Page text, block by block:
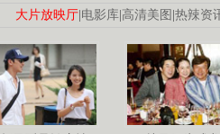
大片放映厅 电影库 高清美图 热辣资